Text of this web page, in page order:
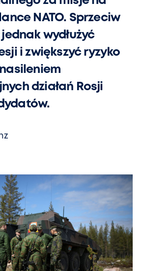
NATO. Sprzeciw
wydłużyć
i zwiększyć ryzyko
działań Rosji